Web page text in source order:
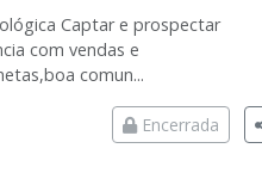
Captar e prospectar
com vendas e
comun...
Encerrada